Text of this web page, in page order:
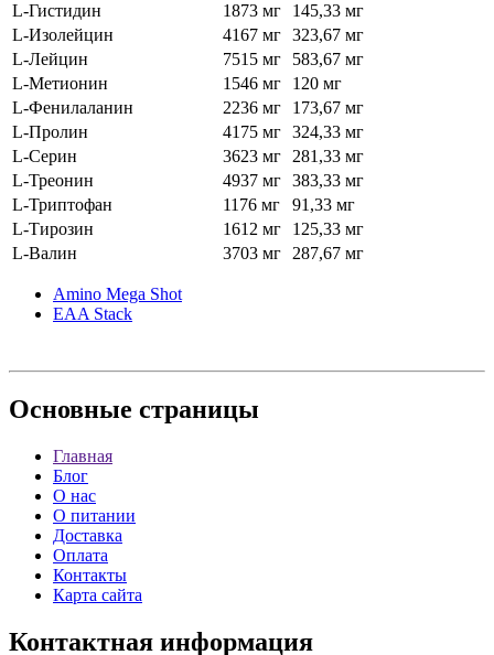
L-Гистидин
1873 мг
145,33 мг
L-Изолейцин
4167 мг 323,67 мг
L-Лейцин
7515 мг
583,67 мг
L-Метионин
1546 мг
120 мг
L-Фенилаланин
2236 мг
173,67 мг
L-Пролин
4175 мг 324,33 мг
L-Серин
3623 мг 281,33 мг
L-Треонин
4937 мг 383,33 мг
L-Триптофан
1176 мг
91,33 мг
L-Тирозин
1612 мг
125,33 мг
L-Валин
3703 мг 287,67 мг
Amino Mega Shot
EAA Stack
Основные страницы
Главная
Блог
О нас
О питании
Доставка
Оплата
Контакты
Карта сайта
Контактная информация